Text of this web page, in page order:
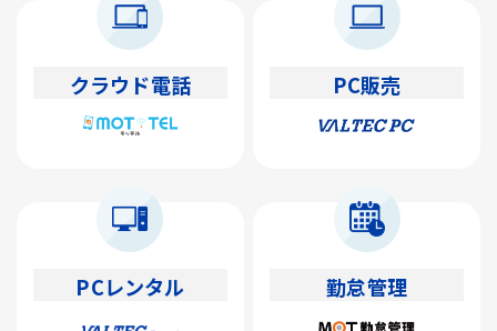
クラウド電話 PC販売
PCレンタル 勤怠管理